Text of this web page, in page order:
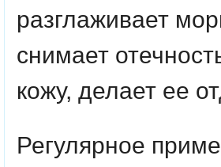
разглаживает
снимает
кожу, делает ее
Регулярное